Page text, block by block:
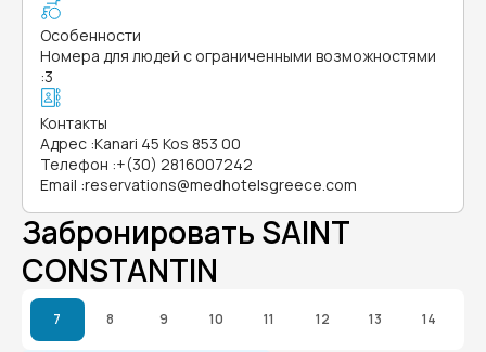
Особенности
Номера для людей с ограниченными возможностями
:3
Контакты
Адрес :Kanari 45 Kos 853 00
Телефон :+(30) 2816007242
Email :reservations@medhotelsgreece.com
Забронировать SAINT
CONSTANTIN
7 8 9 10 11 12 13 14